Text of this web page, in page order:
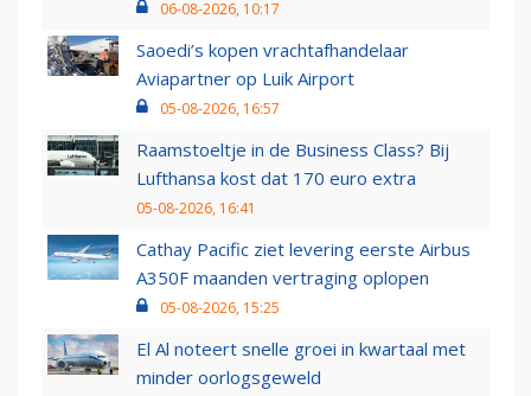
06-08-2026, 10:17
Saoedi’s kopen vrachtafhandelaar
Aviapartner op Luik Airport
05-08-2026, 16:57
Raamstoeltje in de Business Class? Bij
Lufthansa kost dat 170 euro extra
05-08-2026, 16:41
Cathay Pacific ziet levering eerste Airbus
A350F maanden vertraging oplopen
05-08-2026, 15:25
El Al noteert snelle groei in kwartaal met
minder oorlogsgeweld